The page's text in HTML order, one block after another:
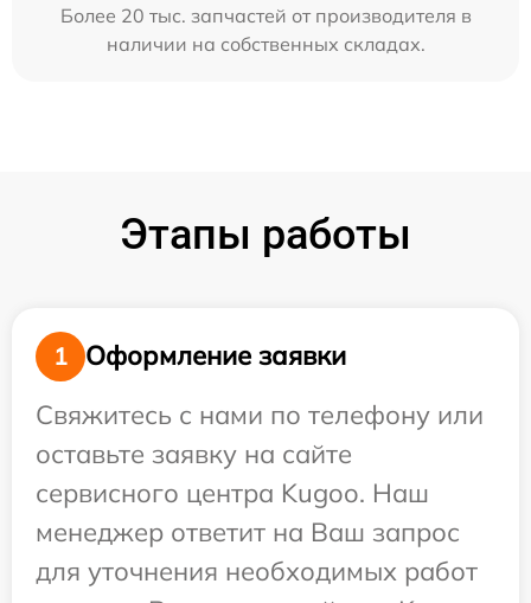
Более 20 тыс. запчастей от производителя в
наличии на собственных складах.
Этапы работы
1
Оформление заявки
Свяжитесь с нами по телефону или
оставьте заявку на сайте
сервисного центра Kugoo. Наш
менеджер ответит на Ваш запрос
для уточнения необходимых работ